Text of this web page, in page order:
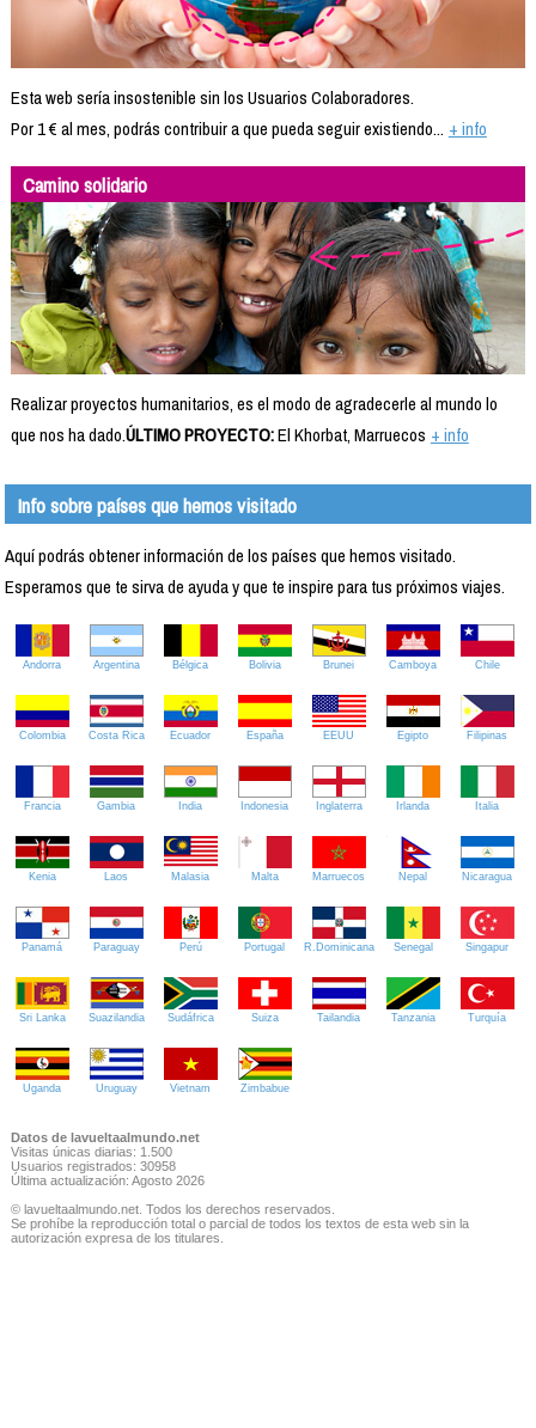
Esta web sería insostenible sin los Usuarios Colaboradores.
Por 1 € al mes, podrás contribuir a que pueda seguir existiendo... + info
Camino solidario
Realizar proyectos humanitarios, es el modo de agradecerle al mundo lo
que nos ha dado.ÚLTIMO PROYECTO:El Khorbat, Marruecos + info
Info sobre países que hemos visitado
Aquí podrás obtener información de los países que hemos visitado.
Esperamos que te sirva de ayuda y que te inspire para tus próximos viajes.
Andorra Argentina Bélgica Bolivia Brunei Camboya Chile
Colombia Costa Rica Ecuador España EEUU Egipto Filipinas
Francia Gambia India Indonesia Inglaterra Irlanda Italia
Kenia Laos Malasia Malta Marruecos Nepal Nicaragua
Panamá Paraguay Perú Portugal R.Dominicana Senegal Singapur
Sri Lanka Suazilandia Sudáfrica Suiza Tailandia Tanzania Turquía
Uganda Uruguay Vietnam Zimbabue
Datos de lavueltaalmundo.net
Visitas únicas diarias: 1.500
Usuarios registrados: 30958
Última actualización: Agosto 2026
© lavueltaalmundo.net. Todos los derechos reservados.
Se prohíbe la reproducción total o parcial de todos los textos de esta web sin la
autorización expresa de los titulares.